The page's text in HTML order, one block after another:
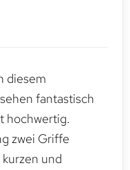
diesem
fantastisch
hochwertig.
zwei Griffe
und